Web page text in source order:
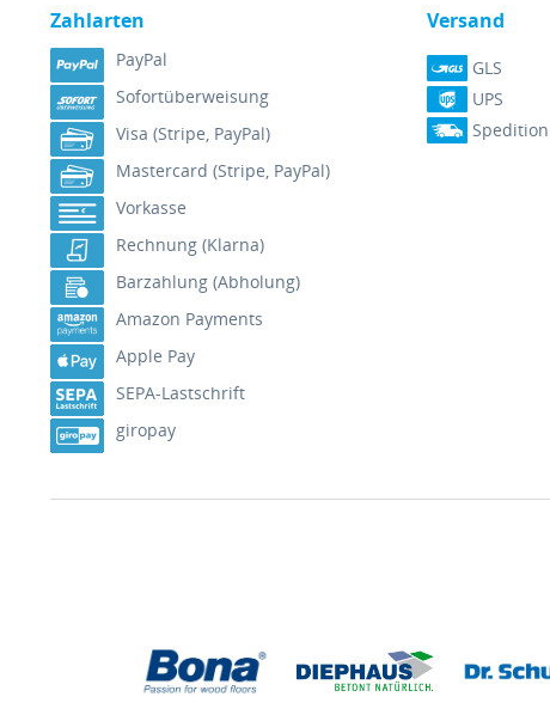
Zahlarten
PayPal
Sofortüberweisung
Visa (Stripe, PayPal)
Mastercard (Stripe, PayPal)
Vorkasse
Rechnung (Klarna)
Barzahlung (Abholung)
Amazon Payments
Apple Pay
SEPA-Lastschrift
giropay
Versand
GLS
UPS
Spedition